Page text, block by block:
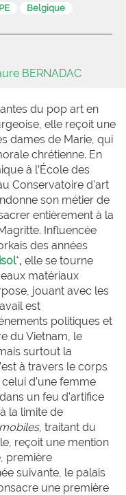
Belgique
BERNADAC
du pop art en
elle reçoit une
dames de Marie, qui
chrétienne. En
à l’École des
Conservatoire d’art
son métier de
entièrement à la
Influencée
des années
*, elle se tourne
matériaux
jouant avec les
est
politiques et
du Vietnam, le
surtout la
à travers le corps
d’une femme
un feu d’artifice
la limite de
, traitant du
reçoit une mention
première
suivante, le palais
une première